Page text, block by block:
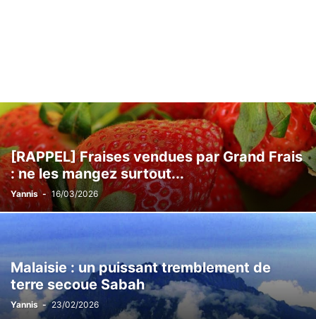
[RAPPEL] Fraises vendues par Grand Frais
: ne les mangez surtout...
Yannis - 16/03/2026
Malaisie : un puissant tremblement de
terre secoue Sabah
Yannis - 23/02/2026